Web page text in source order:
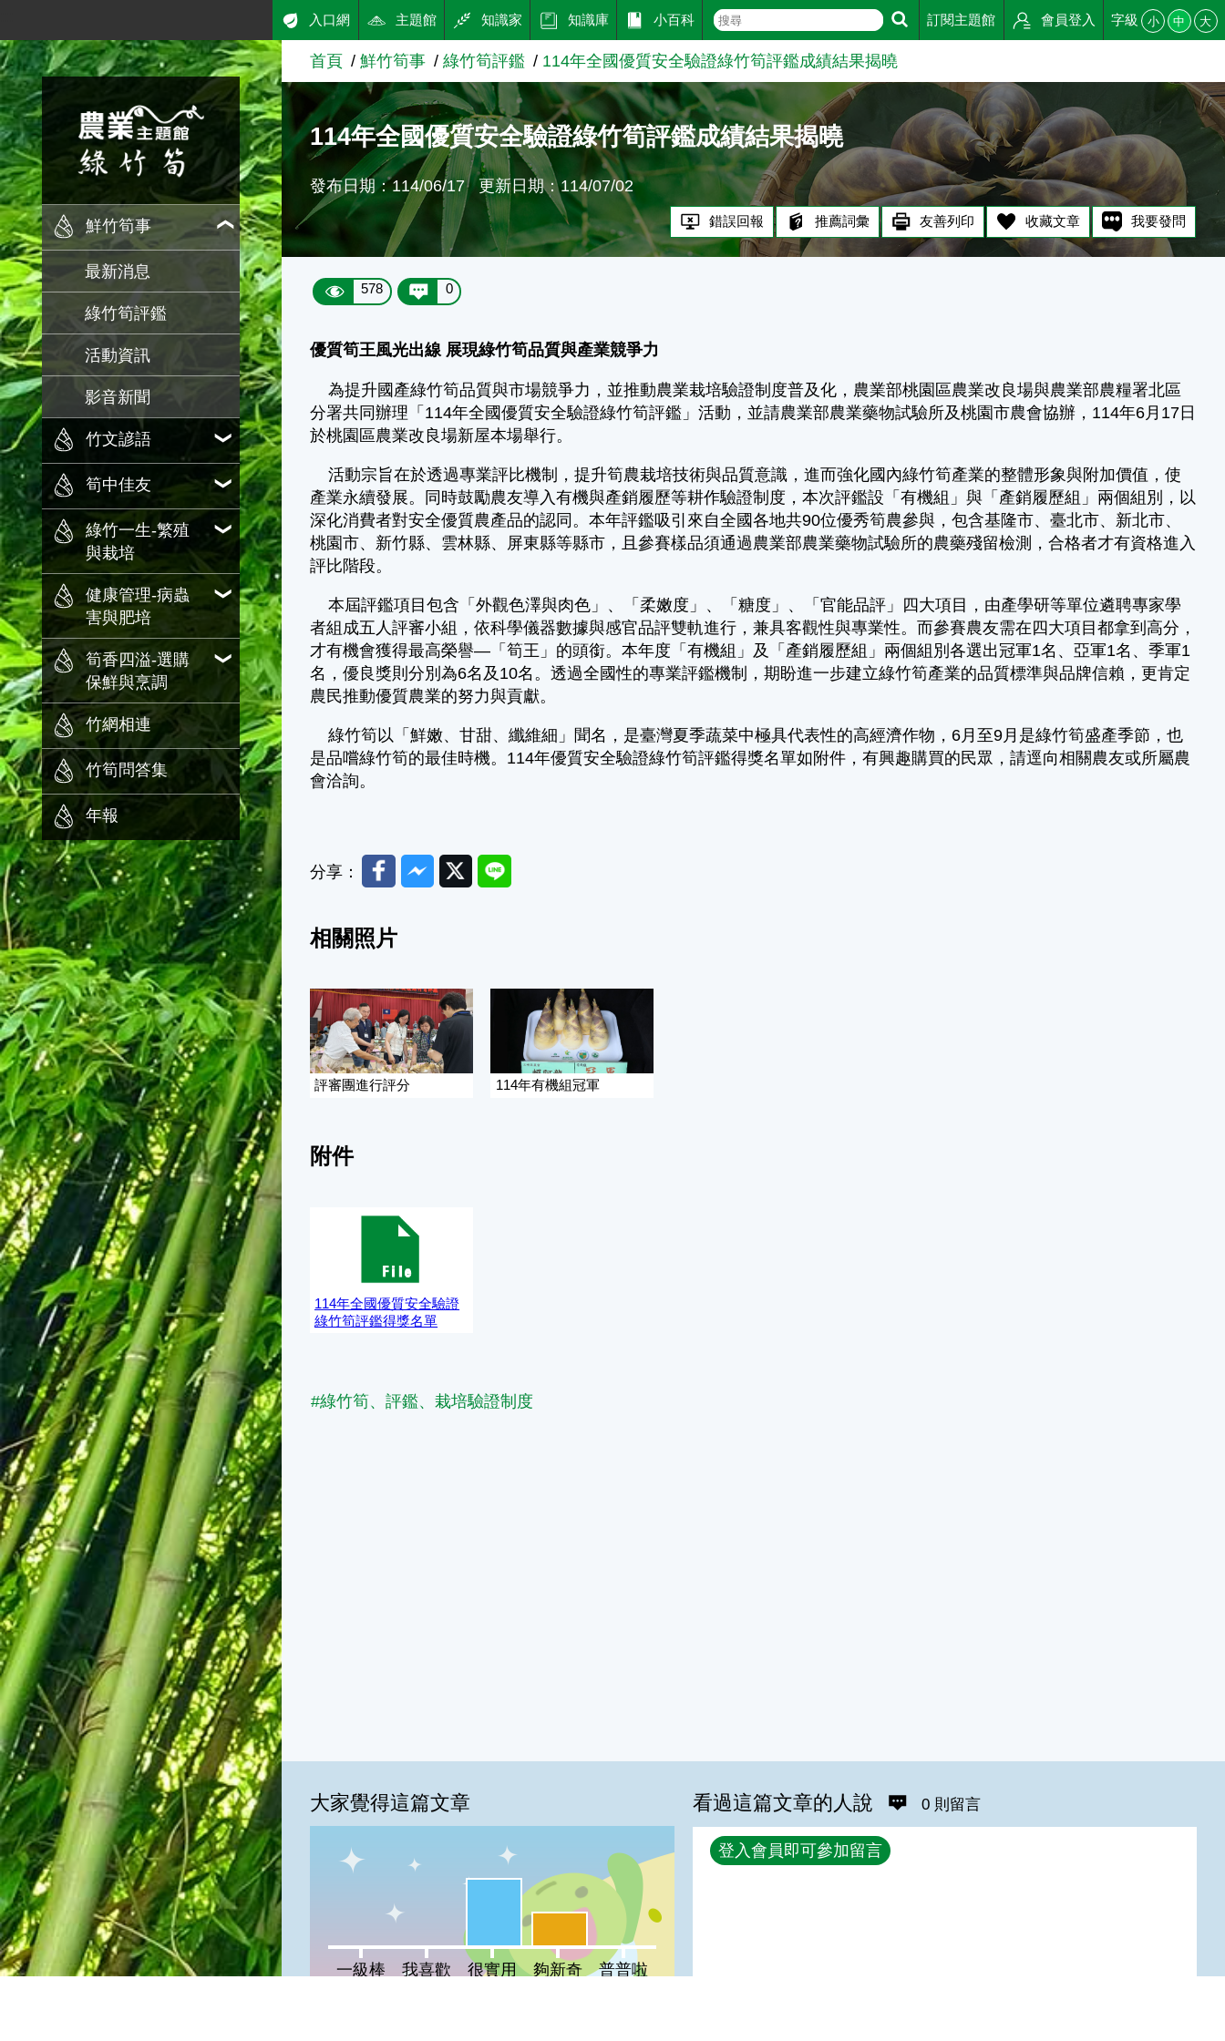
跳到主要內容
農業知識入口網
鮮竹筍事
最新消息
綠竹筍評鑑
活動資訊
影音新聞
竹文諺語
筍中佳友
綠竹一生-繁殖
與栽培
健康管理-病蟲
害與肥培
筍香四溢-選購
保鮮與烹調
竹網相連
竹筍問答集
年報
入口網 主題館 知識家 知識庫 小百科 訂閱主題館 會員登入 字級 小 中 大
首頁 鮮竹筍事 綠竹筍評鑑 114年全國優質安全驗證綠竹筍評鑑成績結果揭曉
114年全國優質安全驗證綠竹筍評鑑成績結果揭曉
發布日期：114/06/17 更新日期：114/07/02
錯誤回報 推薦詞彙 友善列印 收藏文章 我要發問
578 0
優質筍王風光出線 展現綠竹筍品質與產業競爭力
為提升國產綠竹筍品質與市場競爭力，並推動農業栽培驗證制度普及化，農業部桃園區農業改良場與農業部農糧署北區
分署共同辦理「114年全國優質安全驗證綠竹筍評鑑」活動，並請農業部農業藥物試驗所及桃園市農會協辦，114年6月17日
於桃園區農業改良場新屋本場舉行。
活動宗旨在於透過專業評比機制，提升筍農栽培技術與品質意識，進而強化國內綠竹筍產業的整體形象與附加價值，使
產業永續發展。同時鼓勵農友導入有機與產銷履歷等耕作驗證制度，本次評鑑設「有機組」與「產銷履歷組」兩個組別，以
深化消費者對安全優質農產品的認同。本年評鑑吸引來自全國各地共90位優秀筍農參與，包含基隆市、臺北市、新北市、
桃園市、新竹縣、雲林縣、屏東縣等縣市，且參賽樣品須通過農業部農業藥物試驗所的農藥殘留檢測，合格者才有資格進入
評比階段。
本屆評鑑項目包含「外觀色澤與肉色」、「柔嫩度」、「糖度」、「官能品評」四大項目，由產學研等單位遴聘專家學
者組成五人評審小組，依科學儀器數據與感官品評雙軌進行，兼具客觀性與專業性。而參賽農友需在四大項目都拿到高分，
才有機會獲得最高榮譽—「筍王」的頭銜。本年度「有機組」及「產銷履歷組」兩個組別各選出冠軍1名、亞軍1名、季軍1
名，優良獎則分別為6名及10名。透過全國性的專業評鑑機制，期盼進一步建立綠竹筍產業的品質標準與品牌信賴，更肯定
農民推動優質農業的努力與貢獻。
綠竹筍以「鮮嫩、甘甜、纖維細」聞名，是臺灣夏季蔬菜中極具代表性的高經濟作物，6月至9月是綠竹筍盛產季節，也
是品嚐綠竹筍的最佳時機。114年優質安全驗證綠竹筍評鑑得獎名單如附件，有興趣購買的民眾，請逕向相關農友或所屬農
會洽詢。
分享： FacebookMessenger
TwitterLine
相關照片
評審團進行評分 114年有機組冠軍
附件
114年全國優質安全驗證綠竹筍評鑑得獎名單
114年全國優質安全驗證
綠竹筍評鑑得獎名單
#綠竹筍、評鑑、栽培驗證制度
大家覺得這篇文章
一級棒:0% 我喜歡:0%
很實用:67%
夠新奇:33%
普普啦:0%
一級棒 我喜歡 很實用 夠新奇 普普啦
看過這篇文章的人說 0 則留言
回覆
登入會員即可參加留言